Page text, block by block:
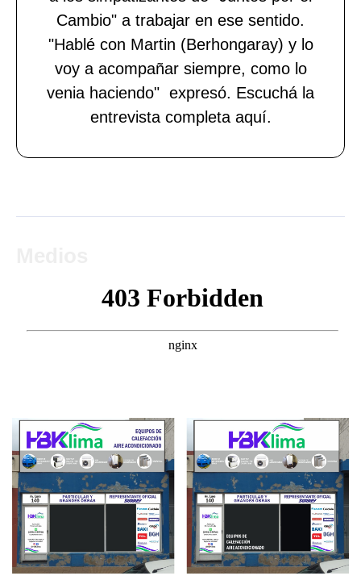
Cambio" a trabajar en ese sentido.
"Hablé con Martin (Berhongaray) y lo
voy a acompañar siempre, como lo
venia haciendo" expresó. Escuchá la
entrevista completa aquí.